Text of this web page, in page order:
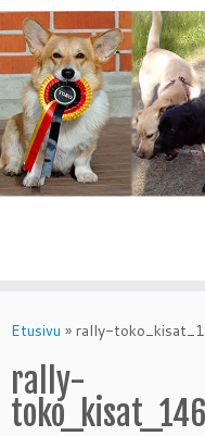
toEtusivu » rally-
rally-